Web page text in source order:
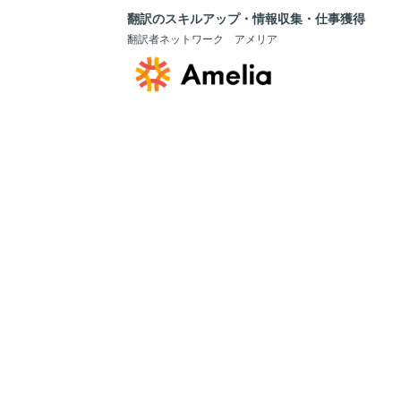
翻訳のスキルアップ・情報収集・仕事獲得
翻訳者ネットワーク アメリア